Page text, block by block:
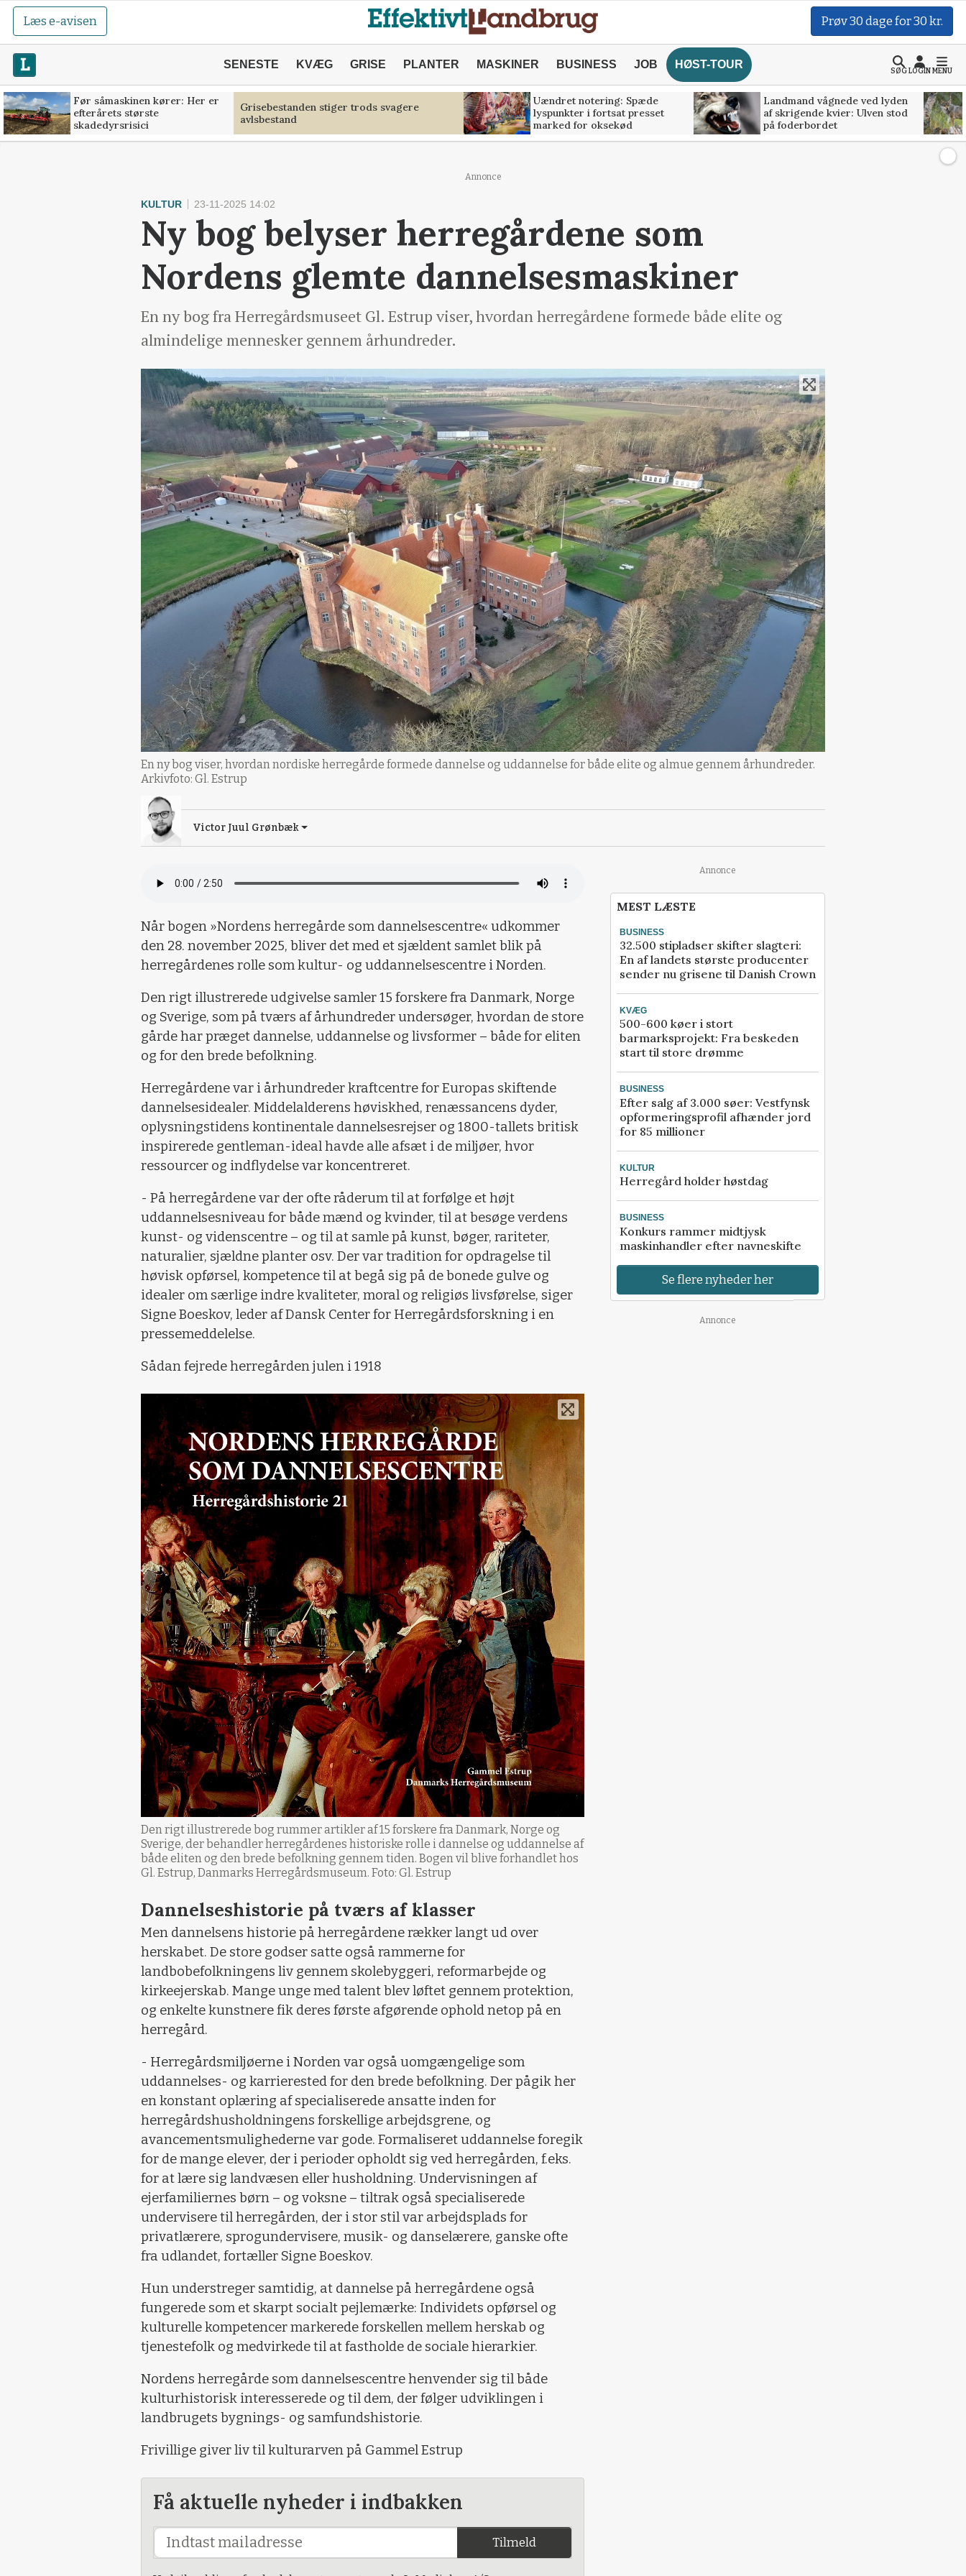
Læs e-avisen Prøv 30 dage for 30 kr.
SENESTE KVÆG GRISE PLANTER MASKINER BUSINESS JOB HØST-TOUR
SØGLOGINMENU
Før såmaskinen kører: Her er
efterårets største
skadedyrsrisici
Grisebestanden stiger trods svagere
avlsbestand
Uændret notering: Spæde
lyspunkter i fortsat presset
marked for oksekød
Landmand vågnede ved lyden
af skrigende kvier: Ulven stod
på foderbordet
Annonce
KULTUR 23-11-2025 14:02
Ny bog belyser herregårdene som
Nordens glemte dannelsesmaskiner
En ny bog fra Herregårdsmuseet Gl. Estrup viser, hvordan herregårdene formede både elite og
almindelige mennesker gennem århundreder.
En ny bog viser, hvordan nordiske herregårde formede dannelse og uddannelse for både elite og almue gennem århundreder.
Arkivfoto: Gl. Estrup
Victor Juul Grønbæk
Når bogen »Nordens herregårde som dannelsescentre« udkommer
den 28. november 2025, bliver det med et sjældent samlet blik på
herregårdenes rolle som kultur- og uddannelsescentre i Norden.
Den rigt illustrerede udgivelse samler 15 forskere fra Danmark, Norge
og Sverige, som på tværs af århundreder undersøger, hvordan de store
gårde har præget dannelse, uddannelse og livsformer – både for eliten
og for den brede befolkning.
Herregårdene var i århundreder kraftcentre for Europas skiftende
dannelsesidealer. Middelalderens høviskhed, renæssancens dyder,
oplysningstidens kontinentale dannelsesrejser og 1800-tallets britisk
inspirerede gentleman-ideal havde alle afsæt i de miljøer, hvor
ressourcer og indflydelse var koncentreret.
- På herregårdene var der ofte råderum til at forfølge et højt
uddannelsesniveau for både mænd og kvinder, til at besøge verdens
kunst- og videnscentre – og til at samle på kunst, bøger, rariteter,
naturalier, sjældne planter osv. Der var tradition for opdragelse til
høvisk opførsel, kompetence til at begå sig på de bonede gulve og
idealer om særlige indre kvaliteter, moral og religiøs livsførelse, siger
Signe Boeskov, leder af Dansk Center for Herregårdsforskning i en
pressemeddelelse.
Sådan fejrede herregården julen i 1918
Den rigt illustrerede bog rummer artikler af 15 forskere fra Danmark, Norge og
Sverige, der behandler herregårdenes historiske rolle i dannelse og uddannelse af
både eliten og den brede befolkning gennem tiden. Bogen vil blive forhandlet hos
Gl. Estrup, Danmarks Herregårdsmuseum. Foto: Gl. Estrup
Dannelseshistorie på tværs af klasser
Men dannelsens historie på herregårdene rækker langt ud over
herskabet. De store godser satte også rammerne for
landbobefolkningens liv gennem skolebyggeri, reformarbejde og
kirkeejerskab. Mange unge med talent blev løftet gennem protektion,
og enkelte kunstnere fik deres første afgørende ophold netop på en
herregård.
- Herregårdsmiljøerne i Norden var også uomgængelige som
uddannelses- og karrierested for den brede befolkning. Der pågik her
en konstant oplæring af specialiserede ansatte inden for
herregårdshusholdningens forskellige arbejdsgrene, og
avancementsmulighederne var gode. Formaliseret uddannelse foregik
for de mange elever, der i perioder opholdt sig ved herregården, f.eks.
for at lære sig landvæsen eller husholdning. Undervisningen af
ejerfamiliernes børn – og voksne – tiltrak også specialiserede
undervisere til herregården, der i stor stil var arbejdsplads for
privatlærere, sprogundervisere, musik- og danselærere, ganske ofte
fra udlandet, fortæller Signe Boeskov.
Hun understreger samtidig, at dannelse på herregårdene også
fungerede som et skarpt socialt pejlemærke: Individets opførsel og
kulturelle kompetencer markerede forskellen mellem herskab og
tjenestefolk og medvirkede til at fastholde de sociale hierarkier.
Nordens herregårde som dannelsescentre henvender sig til både
kulturhistorisk interesserede og til dem, der følger udviklingen i
landbrugets bygnings- og samfundshistorie.
Frivillige giver liv til kulturarven på Gammel Estrup
Få aktuelle nyheder i indbakken
Tilmeld
Annonce
MEST LÆSTE
BUSINESS
32.500 stipladser skifter slagteri:
En af landets største producenter
sender nu grisene til Danish Crown
KVÆG
500-600 køer i stort
barmarksprojekt: Fra beskeden
start til store drømme
BUSINESS
Efter salg af 3.000 søer: Vestfynsk
opformeringsprofil afhænder jord
for 85 millioner
KULTUR
Herregård holder høstdag
BUSINESS
Konkurs rammer midtjysk
maskinhandler efter navneskifte
Se flere nyheder her
Annonce